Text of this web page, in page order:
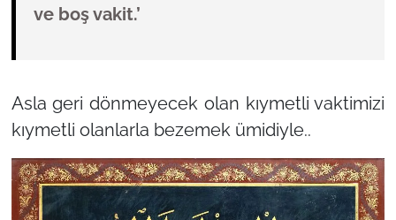
ve boş vakit.’
Asla geri dönmeyecek olan kıymetli vaktimizi
kıymetli olanlarla bezemek ümidiyle..